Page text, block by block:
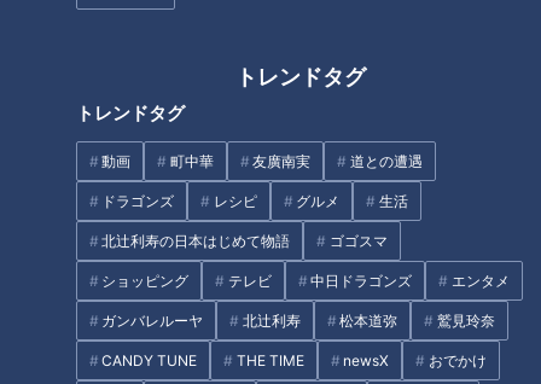
トレンドタグ
トレンドタグ
動画 町中華 友廣南実 道との遭遇
ドラゴンズ レシピ グルメ 生活
北辻利寿の日本はじめて物語 ゴゴスマ
ショッピング テレビ 中日ドラゴンズ エンタメ
ガンバレルーヤ 北辻利寿 松本道弥 鷲見玲奈
CANDY TUNE THE TIME newsX おでかけ
田中俊行（怪談最恐戦2021王者／呪物コレクター）
パシンペロンはやぶさ（スピリチュアル芸人／ストーリーテラ
多くのファンが目撃できるよう、500席規模のホールへ舞台を
過去2回、約80名限定のスタジオ空間で行われ「チケットが手
に入らない」との声が相次いだことを受け、今回は500名近く
を収容する大型ホールへと舞台を移しての開催が決定しまし